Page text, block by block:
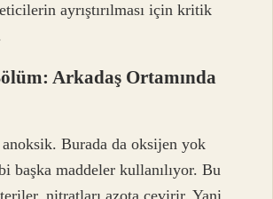
ayrıştırılması için kritik
Arkadaş Ortamında
Burada da oksijen yok
başka maddeler kullanılıyor. Bu
nitratları azota çevirir. Yani